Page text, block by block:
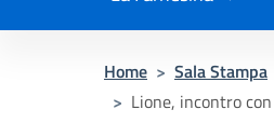
Home > Sala Stampa
> Lione, incontro